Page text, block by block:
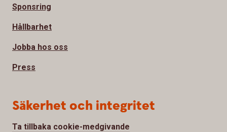
Sponsring
Hållbarhet
Jobba hos oss
Press
Säkerhet och integritet
Ta tillbaka cookie-medgivande